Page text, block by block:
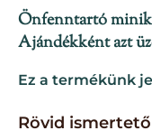
Önfenntartó
Ajándékként azt
Ez a termékünk
Rövid ismertető